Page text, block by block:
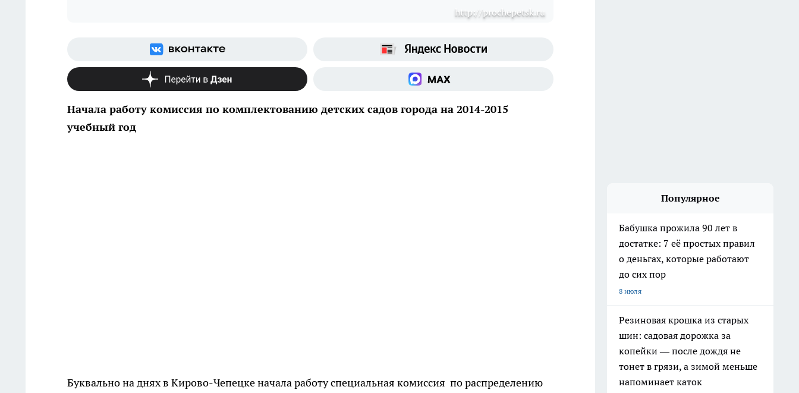
http://prochepetsk.ru
Начала работу комиссия по комплектованию детских садов города на 2014-2015
учебный год
Буквально на днях в Кирово-Чепецке начала работу специальная комиссия по распределению
Популярное
Бабушка прожила 90 лет в
достатке: 7 её простых правил
о деньгах, которые работают
до сих пор
8 июля
Резиновая крошка из старых
шин: садовая дорожка за
копейки — после дождя не
тонет в грязи, а зимой меньше
напоминает каток